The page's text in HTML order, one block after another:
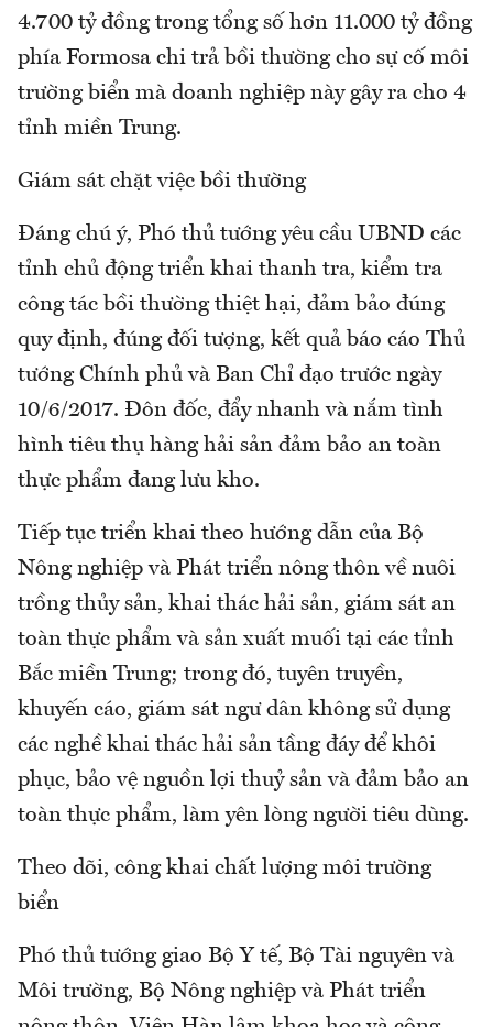
4.700 tỷ đồng trong tổng số hơn 11.000 tỷ đồng
phía Formosa chi trả bồi thường cho sự cố môi
trường biển mà doanh nghiệp này gây ra cho 4
tỉnh miền Trung.
Giám sát chặt việc bồi thường
Đáng chú ý, Phó thủ tướng yêu cầu UBND các
tỉnh chủ động triển khai thanh tra, kiểm tra
công tác bồi thường thiệt hại, đảm bảo đúng
quy định, đúng đối tượng, kết quả báo cáo Thủ
tướng Chính phủ và Ban Chỉ đạo trước ngày
10/6/2017. Đôn đốc, đẩy nhanh và nắm tình
hình tiêu thụ hàng hải sản đảm bảo an toàn
thực phẩm đang lưu kho.
Tiếp tục triển khai theo hướng dẫn của Bộ
Nông nghiệp và Phát triển nông thôn về nuôi
trồng thủy sản, khai thác hải sản, giám sát an
toàn thực phẩm và sản xuất muối tại các tỉnh
Bắc miền Trung; trong đó, tuyên truyền,
khuyến cáo, giám sát ngư dân không sử dụng
các nghề khai thác hải sản tầng đáy để khôi
phục, bảo vệ nguồn lợi thuỷ sản và đảm bảo an
toàn thực phẩm, làm yên lòng người tiêu dùng.
Theo dõi, công khai chất lượng môi trường
biển
Phó thủ tướng giao Bộ Y tế, Bộ Tài nguyên và
Môi trường, Bộ Nông nghiệp và Phát triển